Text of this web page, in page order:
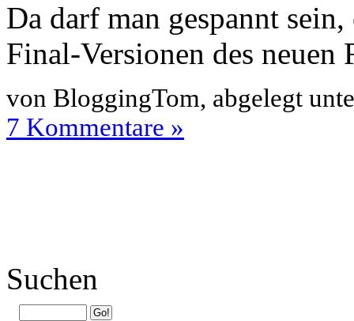
Da darf man gespannt
Final-Versionen des
von BloggingTom, abgelegt
7 Kommentare »
Suchen